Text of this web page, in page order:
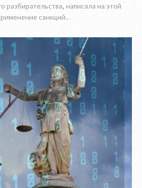
разбирательства, написала на этой
санкций...